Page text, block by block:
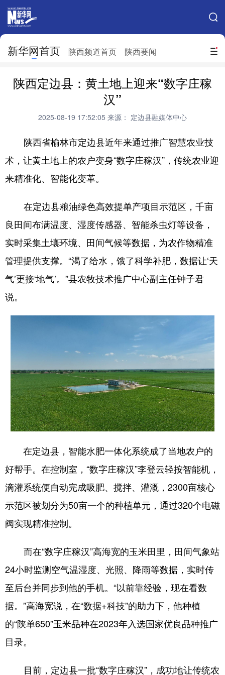
搜索
新华网首页 陕西频道首页 陕西要闻
网站地图
北京 天津 河北 山西
辽宁 吉林 上海
山东 河南 湖北 湖南
广东 广西
陕西 甘肃 青海 宁夏
新疆 内蒙古 黑龙江
陕西定边县：黄土地上迎来“数字庄稼
汉”
2025-08-19 17:52:05 来源： 定边县融媒体中心
陕西省榆林市定边县近年来通过推广智慧农业技
术 ， 让黄土地上的农户变身“数字庄稼汉”，传统农业迎
来精准化、智能化变革。
在定边县粮油绿色高效提单产项目示范区，千亩
良田间布满温度、湿度传感器、智能杀虫灯等设备 ，
实时采集土壤环境、田间气候等数据 ， 为农作物精准
管理提供支撑。 “渴了给水，饿了科学补肥， 数据让‘天
气’更接‘地气’。”县农牧技术推广中心副主任钟子君
说。
在定边县， 智能水肥一体化系统成了当地农户的
好帮手。 在控制室， “数字庄稼汉”李登云轻按智能机 ，
滴灌系统便自动完成吸肥、搅拌、灌溉 ， 2300亩核心
示范区被划分为50亩一个的种植单元，通过320个电磁
阀实现精准控制。
而在“数字庄稼汉”高海宽的玉米田里，田间气象站
24小时监测空气温湿度、光照、降雨等数据， 实时传
至后台并同步到他的手机。 “以前靠经验，现在看数
据。 ”高海宽说， 在“数据+科技”的助力下，他种植
的“陕单650”玉米品种在2023年入选国家优良品种推广
目录。
目前 ，定边县一批“数字庄稼汉” ， 成功地让传统农